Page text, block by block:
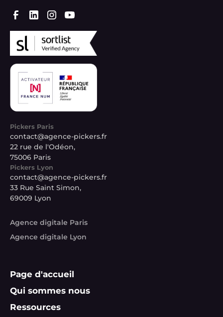
Pickers Paris
contact@agence-pickers.fr
22 rue de l'Odéon,
75006 Paris
Pickers Lyon
contact@agence-pickers.fr
33 Rue Saint Simon,
69009 Lyon
Agence digitale Paris
Agence digitale Lyon
Page d'accueil
Qui sommes nous
Ressources